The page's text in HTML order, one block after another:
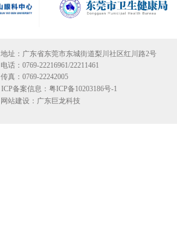
地址：广东省东莞市东城街道梨川社区红川路2号
电话：0769-22216961/22211461
传真：0769-22242005
ICP备案信息：粤ICP备10203186号-1
网站建设：广东巨龙科技